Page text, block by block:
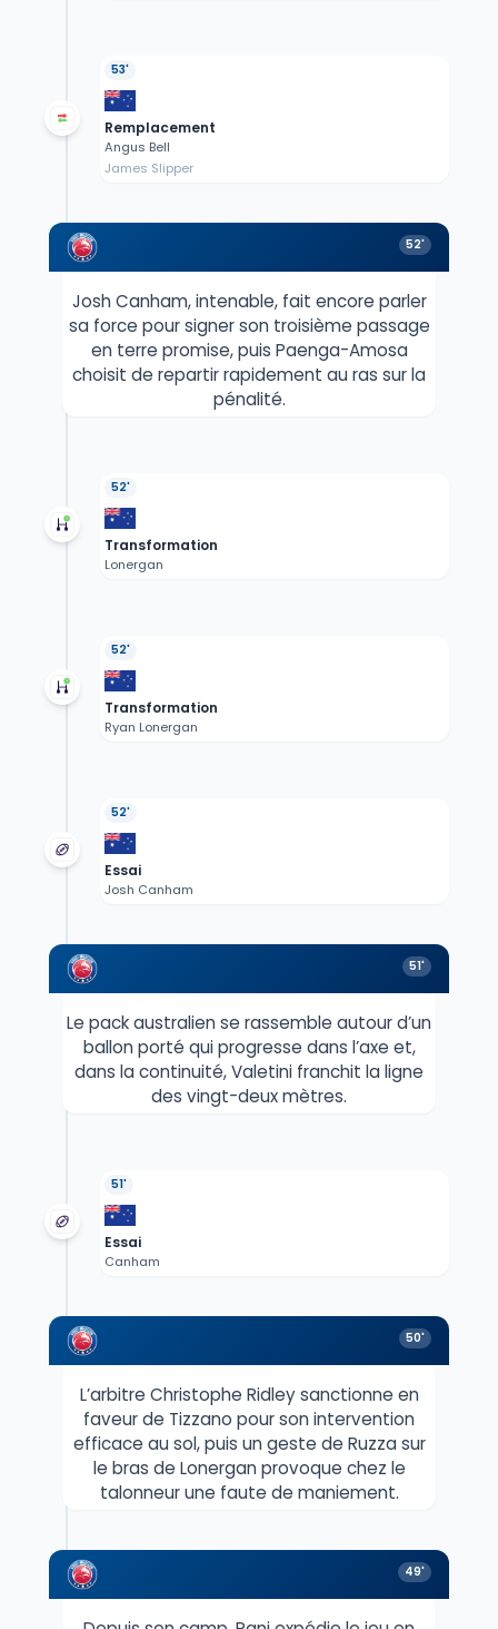
53'
Remplacement
Angus Bell
James Slipper
52'
Josh Canham, intenable, fait encore parler
sa force pour signer son troisième passage
en terre promise, puis Paenga-Amosa
choisit de repartir rapidement au ras sur la
pénalité.
52'
Transformation
Lonergan
52'
Transformation
Ryan Lonergan
52'
Essai
Josh Canham
51'
Le pack australien se rassemble autour d’un
ballon porté qui progresse dans l’axe et,
dans la continuité, Valetini franchit la ligne
des vingt-deux mètres.
51'
Essai
Canham
50'
L’arbitre Christophe Ridley sanctionne en
faveur de Tizzano pour son intervention
efficace au sol, puis un geste de Ruzza sur
le bras de Lonergan provoque chez le
talonneur une faute de maniement.
49'